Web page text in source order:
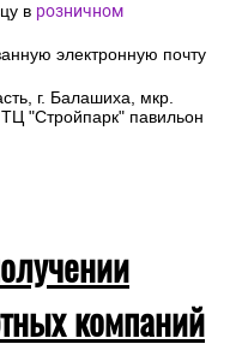
в розничном
электронную почту
г. Балашиха, мкр.
"Стройпарк" павильон
компаний